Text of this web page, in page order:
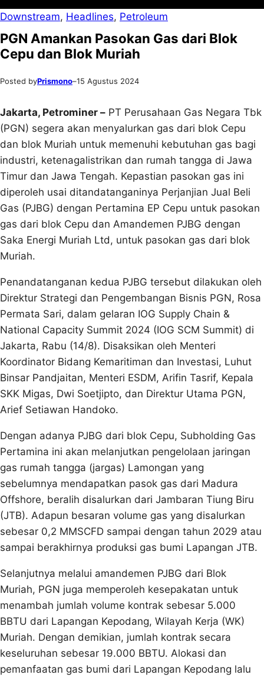
Downstream, Headlines, Petroleum
PGN Amankan Pasokan Gas dari Blok
Cepu dan Blok Muriah
Posted byPrismono–15 Agustus 2024
Jakarta, Petrominer – PT Perusahaan Gas Negara Tbk
(PGN) segera akan menyalurkan gas dari blok Cepu
dan blok Muriah untuk memenuhi kebutuhan gas bagi
industri, ketenagalistrikan dan rumah tangga di Jawa
Timur dan Jawa Tengah. Kepastian pasokan gas ini
diperoleh usai ditandatanganinya Perjanjian Jual Beli
Gas (PJBG) dengan Pertamina EP Cepu untuk pasokan
gas dari blok Cepu dan Amandemen PJBG dengan
Saka Energi Muriah Ltd, untuk pasokan gas dari blok
Muriah.
Penandatanganan kedua PJBG tersebut dilakukan oleh
Direktur Strategi dan Pengembangan Bisnis PGN, Rosa
Permata Sari, dalam gelaran IOG Supply Chain &
National Capacity Summit 2024 (IOG SCM Summit) di
Jakarta, Rabu (14/8). Disaksikan oleh Menteri
Koordinator Bidang Kemaritiman dan Investasi, Luhut
Binsar Pandjaitan, Menteri ESDM, Arifin Tasrif, Kepala
SKK Migas, Dwi Soetjipto, dan Direktur Utama PGN,
Arief Setiawan Handoko.
Dengan adanya PJBG dari blok Cepu, Subholding Gas
Pertamina ini akan melanjutkan pengelolaan jaringan
gas rumah tangga (jargas) Lamongan yang
sebelumnya mendapatkan pasok gas dari Madura
Offshore, beralih disalurkan dari Jambaran Tiung Biru
(JTB). Adapun besaran volume gas yang disalurkan
sebesar 0,2 MMSCFD sampai dengan tahun 2029 atau
sampai berakhirnya produksi gas bumi Lapangan JTB.
Selanjutnya melalui amandemen PJBG dari Blok
Muriah, PGN juga memperoleh kesepakatan untuk
menambah jumlah volume kontrak sebesar 5.000
BBTU dari Lapangan Kepodang, Wilayah Kerja (WK)
Muriah. Dengan demikian, jumlah kontrak secara
keseluruhan sebesar 19.000 BBTU. Alokasi dan
pemanfaatan gas bumi dari Lapangan Kepodang lalu